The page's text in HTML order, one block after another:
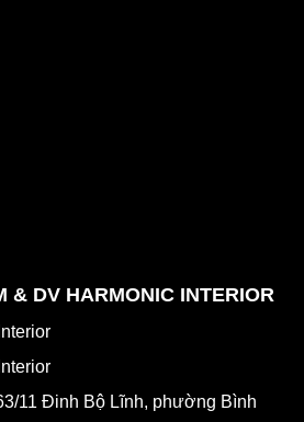
& DV HARMONIC INTERIOR
11 Đinh Bộ Lĩnh, phường Bình